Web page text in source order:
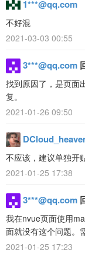
1***@qq.com
不好混
2021-03-03 00:55
3***@qq.com
找到原因了，是页面
复。
2021-01-26 09:50
不应该，建议单独开
2021-01-25 17:38
3***@qq.com
我在nvue页面使用
面就没有这个问题。
2021-01-25 17:23